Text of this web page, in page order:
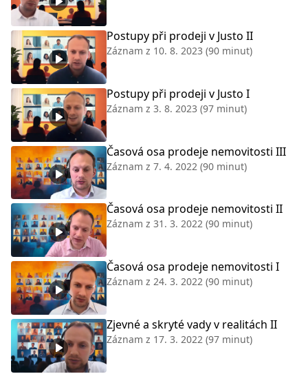
Postupy při prodeji v Justo II
Záznam z 10. 8. 2023 (90 minut)
Postupy při prodeji v Justo I
Záznam z 3. 8. 2023 (97 minut)
Časová osa prodeje nemovitosti III
Záznam z 7. 4. 2022 (90 minut)
Časová osa prodeje nemovitosti II
Záznam z 31. 3. 2022 (90 minut)
Časová osa prodeje nemovitosti I
Záznam z 24. 3. 2022 (90 minut)
Zjevné a skryté vady v realitách II
Záznam z 17. 3. 2022 (97 minut)